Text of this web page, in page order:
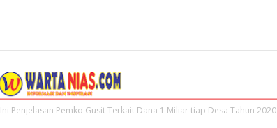
Ini Penjelasan Pemko Gusit Terkait Dana 1 Miliar tiap Desa Tahun 2020